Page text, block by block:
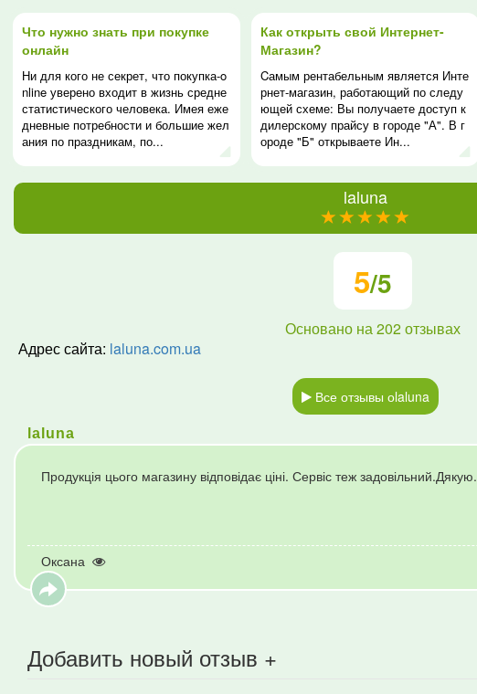
Что нужно знать при покупке
онлайн
Ни для кого не секрет, что покупка-o
nline уверено входит в жизнь средне
статистического человека. Имея еже
дневные потребности и большие жел
ания по праздникам, по...
Как открыть свой Интернет-
Магазин?
Cамым рентабельным является Инте
рнет-магазин, работающий по следу
ющей схеме: Вы получаете доступ к
дилерскому прайсу в городе "А". В г
ороде "Б" открываете Ин...
laluna
(*)(*) (*) (*) (*)
5/5
Основано на202отзывах
Адрес сайта: laluna.com.ua
Все отзывы оlaluna
laluna
Продукція цього магазину відповідає ціні. Сервіс теж задовільний.Дякую.
Оксана
Добавить новый отзыв +